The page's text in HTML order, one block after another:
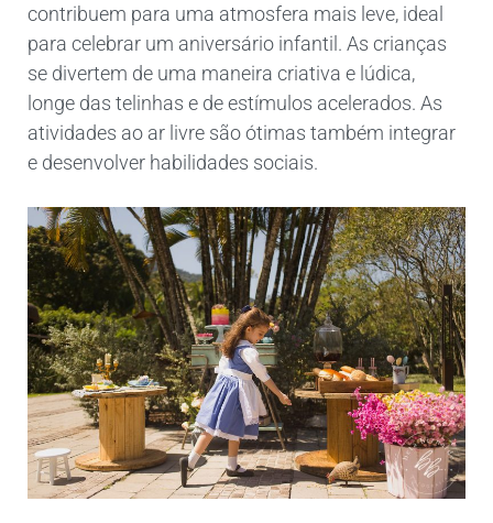
contribuem para uma atmosfera mais leve, ideal
para celebrar um aniversário infantil. As crianças
se divertem de uma maneira criativa e lúdica,
longe das telinhas e de estímulos acelerados. As
atividades ao ar livre são ótimas também integrar
e desenvolver habilidades sociais.